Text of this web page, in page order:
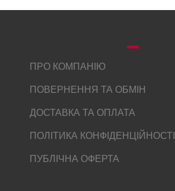
ПРО КОМПАНІЮ
ПОВЕРНЕННЯ ТА ОБМІН
ДОСТАВКА ТА ОПЛАТА
ПОЛІТИКА КОНФІДЕНЦІЙНОСТІ
ПУБЛІЧНА ОФЕРТА